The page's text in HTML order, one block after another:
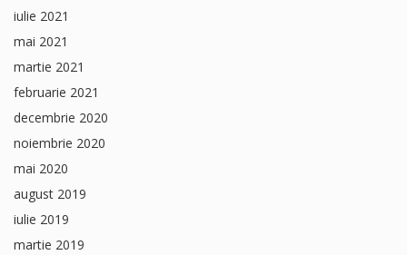
iulie 2021
mai 2021
martie 2021
februarie 2021
decembrie 2020
noiembrie 2020
mai 2020
august 2019
iulie 2019
martie 2019